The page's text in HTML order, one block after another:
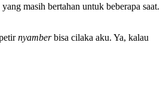
masih bertahan untuk beberapa saat.
nyamberbisa cilaka aku. Ya, kalau